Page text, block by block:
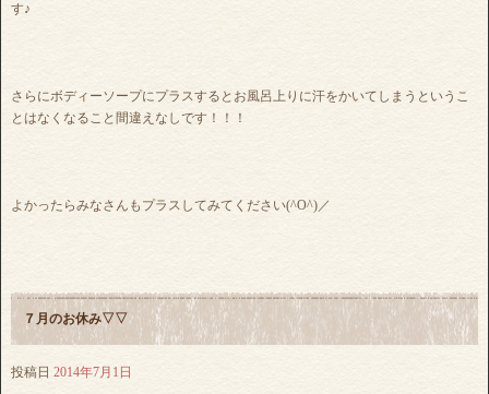
す♪
さらにボディーソープにプラスするとお風呂上りに汗をかいてしまうというこ
とはなくなること間違えなしです！！！
よかったらみなさんもプラスしてみてください(^O^)／
７月のお休み▽▽
投稿日 2014年7月1日